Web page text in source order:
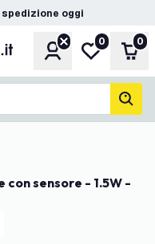
spedizione oggi
Account
Lista
0 0